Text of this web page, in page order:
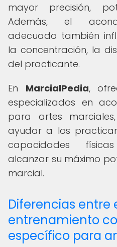
mayor precisión,
Además, el
adecuado también
la concentración, la
del practicante.
En MarcialPedia,
especializados en
para artes
ayudar a los
capacidades
alcanzar su máximo
marcial.
Diferencias entre
entrenamiento
específico para